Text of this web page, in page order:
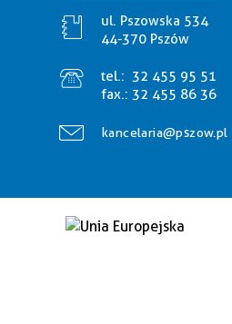
ul. Pszowska 534
44-370 Pszów
tel.: 32 455 95 51
fax.: 32 455 86 36
kancelaria@pszow.pl